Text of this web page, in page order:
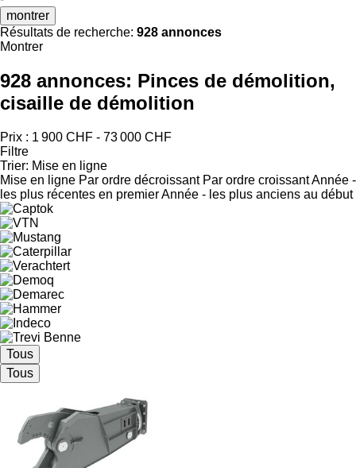
montrer
Résultats de recherche: 928 annonces
Montrer
928 annonces: Pinces de démolition,
cisaille de démolition
Prix : 1 900 CHF - 73 000 CHF
Filtre
Trier: Mise en ligne
Mise en ligne Par ordre décroissant Par ordre croissantAnnée -
les plus récentes en premierAnnée - les plus anciens au début
Tous
Tous